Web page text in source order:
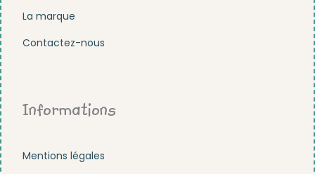
La marque
Contactez-nous
Informations
Mentions légales